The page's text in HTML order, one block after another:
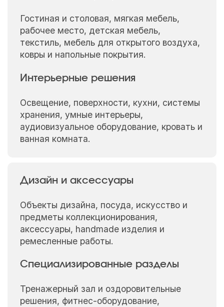
Гостиная и столовая, мягкая мебель,
рабочее место, детская мебель,
текстиль, мебель для открытого воздуха,
ковры и напольные покрытия.
Интерьерные решения
Освещение, поверхности, кухни, системы
хранения, умные интерьеры,
аудиовизуальное оборудование, кровать и
ванная комната.
Дизайн и аксессуары
Объекты дизайна, посуда, искусство и
предметы коллекционирования,
аксессуары, handmade изделия и
ремесленные работы.
Специализированные разделы
Тренажерный зал и оздоровительные
решения, фитнес-оборудование,